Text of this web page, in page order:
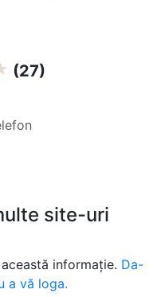
(27)
site-uri
informație. Da-
a vă loga.